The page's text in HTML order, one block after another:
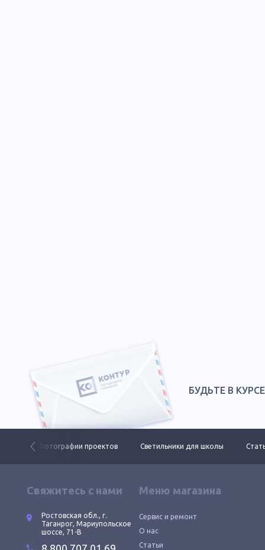
БУДЬТЕ В
Фотографии проектов Светильники для школы
Свяжитесь с нами
Ростовская обл., г.
Таганрог, Мариупольское
шоссе, 71-В
Меню магазина
Сервис и ремонт
О нас
Статьи